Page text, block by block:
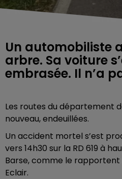
Un automobiliste
arbre. Sa voiture
embrasée. Il n’a
Les routes du département
nouveau, endeuillées.
Un accident mortel s’est
vers 14h30 sur la RD 619 à
Barse, comme le rapportent
Eclair.